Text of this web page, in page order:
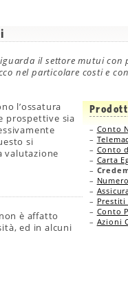
il settore mutui
nel particolare costi e
– Conto
–
– Conto
– Carta
–
–
–
– Prestiti
– Conto
– Azioni
l’ossatura
prospettive sia
si
valutazione
è affatto
ed in alcuni